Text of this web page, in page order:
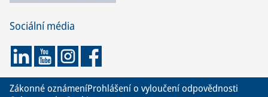
Sociální média
Zákonné oznámeníProhlášení o vyloučení odpovědnosti